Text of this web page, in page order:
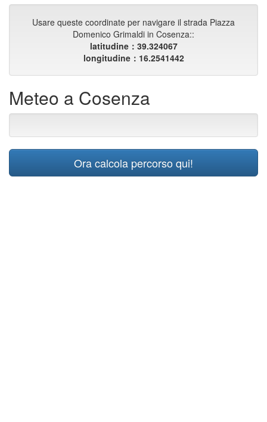
Usare queste coordinate per navigare il strada Piazza
Domenico Grimaldi in Cosenza::
latitudine：39.324067
longitudine：16.2541442
Meteo a Cosenza
Ora calcola percorso qui!